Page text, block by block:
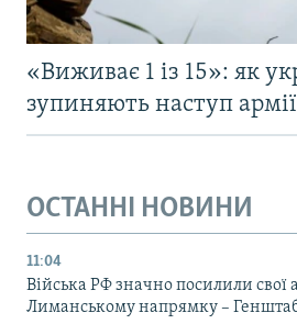
«Виживає 1 із 15»: як
зупиняють наступ
ОСТАННІ НОВИНИ
11:04
Війська РФ значно посилили свої
Лиманському напрямку –